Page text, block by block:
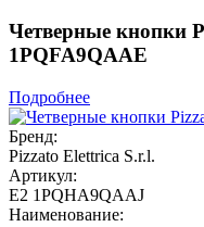
Четверные кнопки
1PQFA9QAAE
Подробнее
Бренд:
Pizzato Elettrica S.r.l.
Артикул:
E2 1PQHA9QAAJ
Наименование: